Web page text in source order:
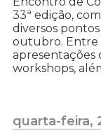
33ª edição,
diversos
outubro. Entre
apresentações
workshops,
quarta-feira,